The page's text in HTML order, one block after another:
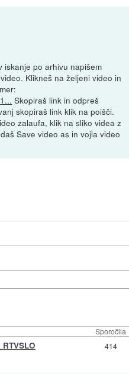
iskanje po arhivu napišem
Klikneš na željeni video in
Skopiraš link in odpreš
skopiraš link klik na poišči.
zalaufa, klik na sliko videa z
Save video as in vojla video
Sporočila
414